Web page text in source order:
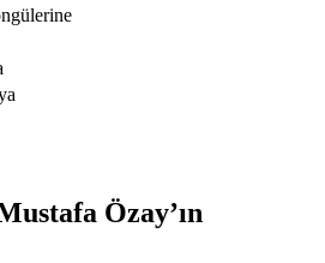
Özay’ın